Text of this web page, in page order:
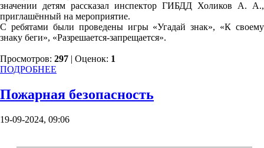
значении детям рассказал инспектор ГИБДД Холиков А. А.,
приглашённый на мероприятие.
С ребятами были проведены игры «Угадай знак», «К своему
знаку беги», «Разрешается-запрещается».
Просмотров: 297 | Оценок: 1
ПОДРОБНЕЕ
Пожарная безопасность
19-09-2024, 09:06